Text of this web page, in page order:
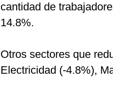
cantidad de
14.8%.
Otros sectores que
Electricidad (-4.8%),